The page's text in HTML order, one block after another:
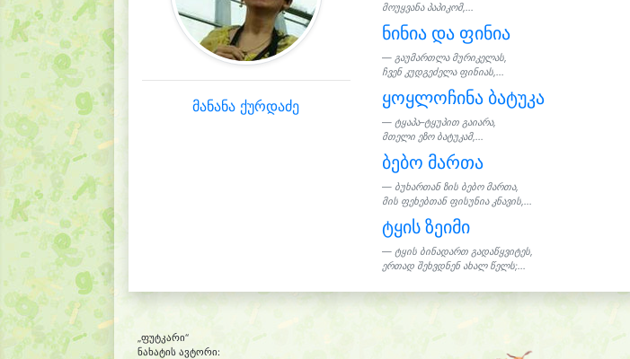
მანანა ქურდაძე
მოუყვანა პაპიკომ,...
ნინია და ფინია
გაუმართლა მურიკელას,
ჩვენ კუდგეძელა ფინიას,...
ყოყლოჩინა ბატუკა
ტყაპა–ტყუპით გაიარა,
მთელი ეზო ბატუკამ,...
ბებო მართა
ბუხართან ზის ბებო მართა,
მის ფეხებთან ფისუნია კნავის,...
ტყის ზეიმი
ტყის ბინადართ გადაწყვიტეს,
ერთად შეხვდნენ ახალ წელს;...
„ფუტკარი“
ნახატის ავტორი: